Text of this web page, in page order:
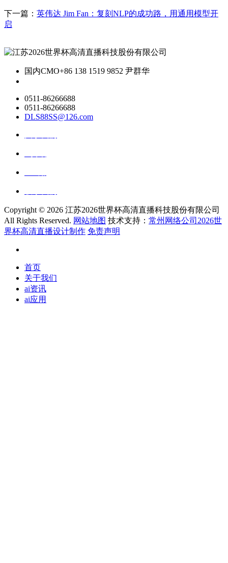
下一篇： 英伟达 Jim Fan：复刻NLP的成功路，用通用模型开
启
国内CMO+86 138 1519 9852 尹群华
0511-86266688
0511-86266688
DLS88SS@126.com
Copyright © 2026 江苏2026世界杯高清直播科技股份有限公司
All Rights Reserved. 网站地图 技术支持： 常州网络公司2026世
界杯高清直播设计制作 免责声明
首页
关于我们
ai资讯
ai应用